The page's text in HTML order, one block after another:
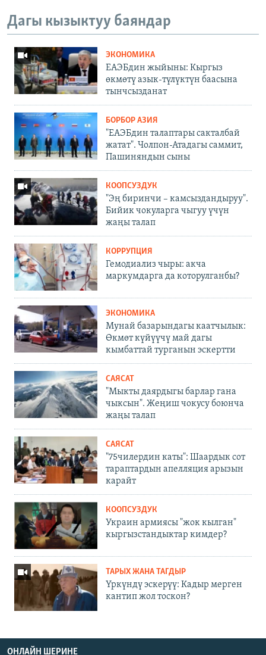
Дагы кызыктуу баяндар
ЭКОНОМИКА
ЕАЭБдин жыйыны: Кыргыз
өкмөтү азык-түлүктүн баасына
тынчсызданат
БОРБОР АЗИЯ
"ЕАЭБдин талаптары сакталбай
жатат". Чолпон-Атадагы саммит,
Пашиняндын сыны
КООПСУЗДУК
"Эң биринчи – камсыздандыруу".
Бийик чокуларга чыгуу үчүн
жаңы талап
КОРРУПЦИЯ
Гемодиализ чыры: акча
маркумдарга да которулганбы?
ЭКОНОМИКА
Мунай базарындагы каатчылык:
Өкмөт күйүүчү май дагы
кымбаттай турганын эскертти
САЯСАТ
"Мыкты даярдыгы барлар гана
чыксын". Жеңиш чокусу боюнча
жаңы талап
САЯСАТ
"75чилердин каты": Шаардык сот
тараптардын апелляция арызын
карайт
КООПСУЗДУК
Украин армиясы "жок кылган"
кыргызстандыктар кимдер?
ТАРЫХ ЖАНА ТАГДЫР
Үркүндү эскерүү: Кадыр мерген
кантип жол тоскон?
ОНЛАЙН ШЕРИНЕ